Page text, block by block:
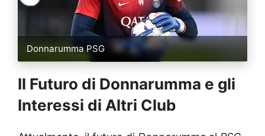
Donnarumma PSG
Il Futuro di Donnarumma e gli
Interessi di Altri Club